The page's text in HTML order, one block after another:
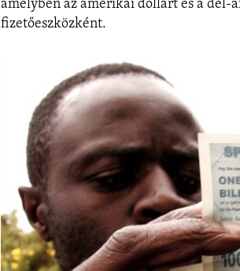
amelyben az amerikai dollárt és a dél-
fizetőeszközként.